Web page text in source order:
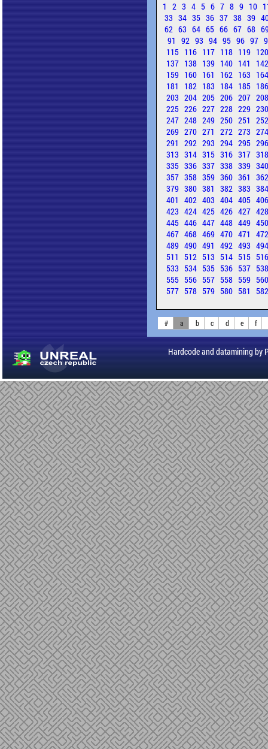
1 2 3 4 5 6 7 8 9 10
33 34 35 36 37 38 39
62 63 64 65 66 67 68
91 92 93 94 95 96 97
115 116 117 118 119
137 138 139 140 141
159 160 161 162 163
181
182 183 184 185
203 204 205 206 207
225 226 227 228 229
247 248 249 250 251
269 270 271 272 273
291 292 293 294 295
313 314 315 316 317
335 336 337 338 339
357 358 359 360 361
379 380 381 382 383
401 402 403 404 405
423 424 425 426 427
445 446 447 448 449
467 468 469 470 471
489 490 491 492 493
511 512 513 514 515
533 534 535 536 537
555 556 557 558 559
577 578 579 580 581
# a b c d e f
Hardcode and datamining by